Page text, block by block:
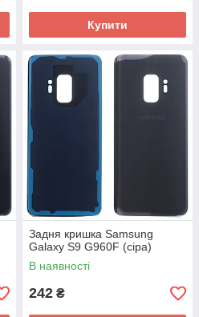
Купити
Задня кришка Samsung
Galaxy S9 G960F (сіра)
В наявності
242 ₴